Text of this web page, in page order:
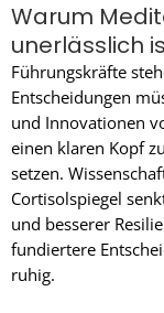
Warum
unerlässlich
Führungskräfte
Entscheidungen
und Innovationen
einen klaren Kopf
setzen.
Cortisolspiegel
und besserer
fundiertere
ruhig.